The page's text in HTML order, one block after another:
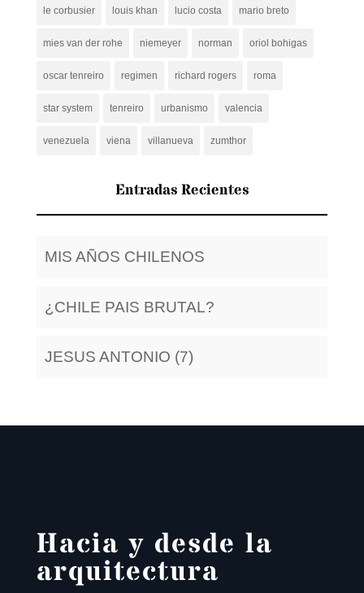
le corbusier louis khan lucio costa mario breto
mies van der rohe niemeyer norman oriol bohigas
oscar tenreiro regimen richard rogers roma
star system tenreiro urbanismo valencia
venezuela viena villanueva zumthor
Entradas Recientes
MIS AÑOS CHILENOS
¿CHILE PAIS BRUTAL?
JESUS ANTONIO (7)
Hacia y desde la
arquitectura